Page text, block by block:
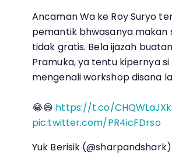
Ancaman Wa ke Roy Suryo
pemantik bhwasanya makan
tidak gratis. Bela ijazah
Pramuka, ya tentu kipernya si
mengenali workshop disana
😂😄 https://t.co/
pic.twitter.com/PR4icFDrso
Yuk Berisik (@sharpandshark)